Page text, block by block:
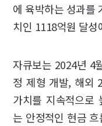
에 육박하는 성과를
치인 1118억원 달성
자큐보는 2024년 4
정 제형 개발, 해외
가치를 지속적으로
는 안정적인 현금